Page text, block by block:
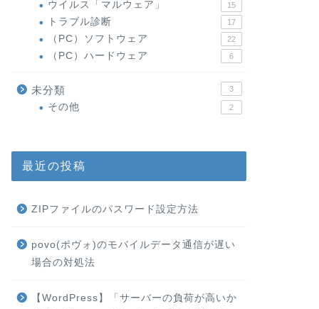
ウイルス「マルウェア」 15
トラブル診断 17
（PC）ソフトウェア 22
（PC）ハードウェア 6
未分類 3
その他 2
最近の投稿
ZIPファイルのパスワード設定方法
povo(ポヴォ)のモバイルデータ通信が遅い
場合の対処法
【WordPress】「サーバーの負荷が高いか